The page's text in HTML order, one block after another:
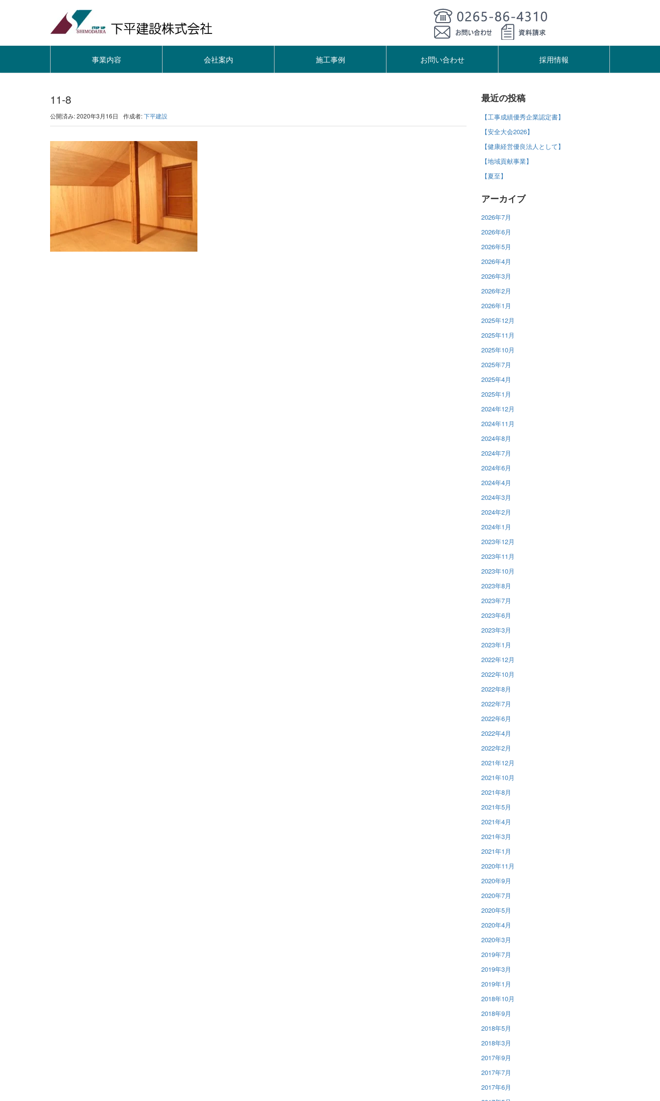
事業内容 会社案内 施工事例 お問い合わせ 採用情報
11-8
公開済み: 2020年3月16日 作成者:下平建設
最近の投稿
【工事成績優秀企業認定書】
【安全大会2026】
【健康経営優良法人として】
【地域貢献事業】
【夏至】
アーカイブ
2026年7月
2026年6月
2026年5月
2026年4月
2026年3月
2026年2月
2026年1月
2025年12月
2025年11月
2025年10月
2025年7月
2025年4月
2025年1月
2024年12月
2024年11月
2024年8月
2024年7月
2024年6月
2024年4月
2024年3月
2024年2月
2024年1月
2023年12月
2023年11月
2023年10月
2023年8月
2023年7月
2023年6月
2023年3月
2023年1月
2022年12月
2022年10月
2022年8月
2022年7月
2022年6月
2022年4月
2022年2月
2021年12月
2021年10月
2021年8月
2021年5月
2021年4月
2021年3月
2021年1月
2020年11月
2020年9月
2020年7月
2020年5月
2020年4月
2020年3月
2019年7月
2019年3月
2019年1月
2018年10月
2018年9月
2018年5月
2018年3月
2017年9月
2017年7月
2017年6月